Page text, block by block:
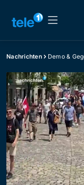
Nachrichten Demo &